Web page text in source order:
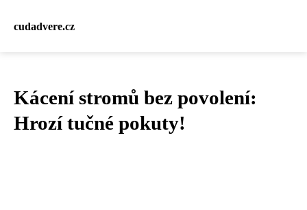
cudadvere.cz
Kácení stromů bez povolení:
Hrozí tučné pokuty!